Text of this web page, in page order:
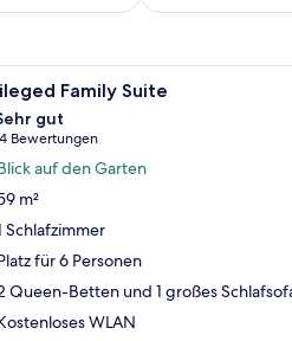
Bett, einem Fernseher, einem
Ein
Family Suite
von 10
gut
Bewertungen
auf den Garten
m²
Schlafzimmer
für 6 Personen
Queen-Betten und 1 großes
WLAN